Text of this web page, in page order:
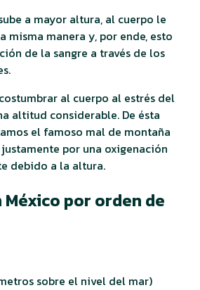
a mayor altura, al cuerpo le
misma manera y, por ende, esto
de la sangre a través de los
al cuerpo al estrés del
altitud considerable. De ésta
el famoso mal de montaña
por una oxigenación
debido a la altura.
por orden de
sobre el nivel del mar)